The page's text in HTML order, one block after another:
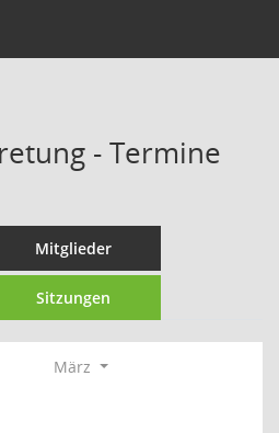
- Termine
Mitglieder
Sitzungen
März